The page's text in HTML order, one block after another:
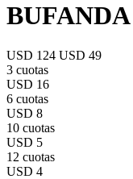
USD 124 USD 49
3 cuotas
USD 16
6 cuotas
USD 8
10 cuotas
USD 5
12 cuotas
USD 4